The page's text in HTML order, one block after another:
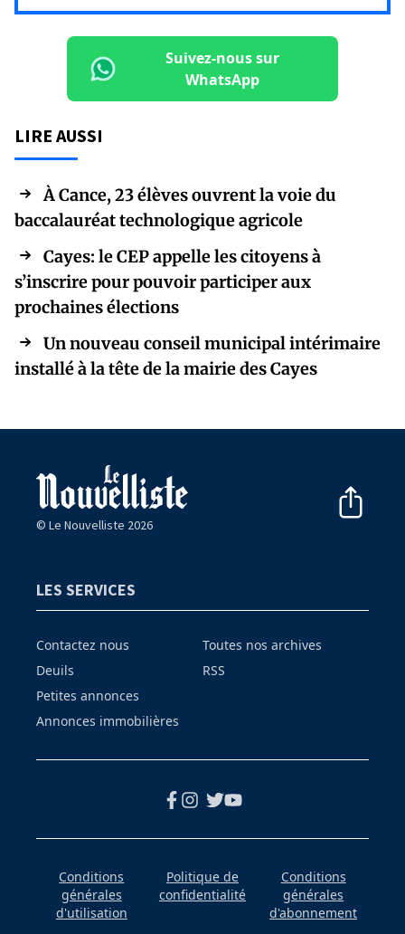
Suivez-nous sur
WhatsApp
LIRE AUSSI
À Cance, 23 élèves ouvrent la voie du
baccalauréat technologique agricole
Cayes: le CEP appelle les citoyens à
s’inscrire pour pouvoir participer aux
prochaines élections
Un nouveau conseil municipal intérimaire
installé à la tête de la mairie des Cayes
© Le Nouvelliste 2026
LES SERVICES
Contactez nous
Deuils
Petites annonces
Annonces immobilières
Toutes nos archives
RSS
Conditions
générales
d'utilisation
Politique de
confidentialité
Conditions
générales
d'abonnement